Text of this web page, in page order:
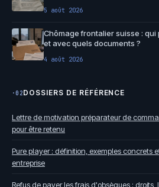
5 août 2026
Chômage frontalier suisse : qui
et avec quels documents ?
4 août 2026
·02DOSSIERS DE RÉFÉRENCE
Lettre de motivation préparateur de
pour être retenu
Pure player : définition, exemples concrets
entreprise
Refus de payer les frais d'obsèques :